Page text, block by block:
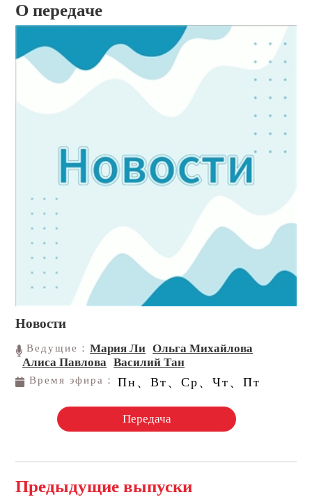
О передаче
Новости
Ведущие：Мария Ли Ольга Михайлова
Алиса Павлова Василий Тан
Время эфира： Пн、Вт、Ср、Чт、Пт
Передача
Предыдущие выпуски